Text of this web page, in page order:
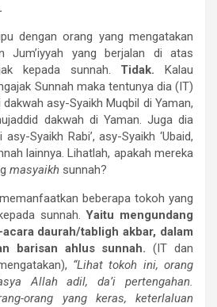
dengan orang yang mengatakan
Jum’iyyah yang berjalan di atas
kepada sunnah. Tidak.
Kalau
Sunnah maka tentunya dia (IT)
asy-Syaikh Muqbil di Yaman,
dakwah di Yaman. Juga dia
Syaikh Rabi’, asy-Syaikh ‘Ubaid,
lainnya. Lihatlah, apakah mereka
masyaikh sunnah?
beberapa tokoh yang
sunnah.Yaitu mengundang
daurah/tabligh akbar, dalam
barisan ahlus sunnah. (IT dan
“Lihat tokoh ini, orang
Allah adil, da’i pertengahan.
orang yang keras, keterlaluan